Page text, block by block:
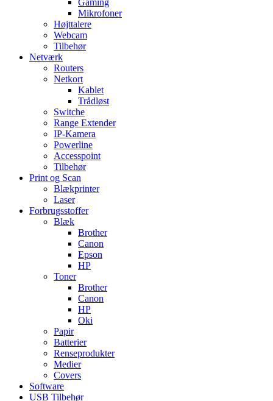
Gaming
Mikrofoner
Højttalere
Webcam
Tilbehør
Netværk
Routers
Netkort
Kablet
Trådløst
Switche
Range Extender
IP-Kamera
Powerline
Accesspoint
Tilbehør
Print og Scan
Blækprinter
Laser
Forbrugsstoffer
Blæk
Brother
Canon
Epson
HP
Toner
Brother
Canon
HP
Oki
Papir
Batterier
Renseprodukter
Medier
Covers
Software
USB Tilbehør